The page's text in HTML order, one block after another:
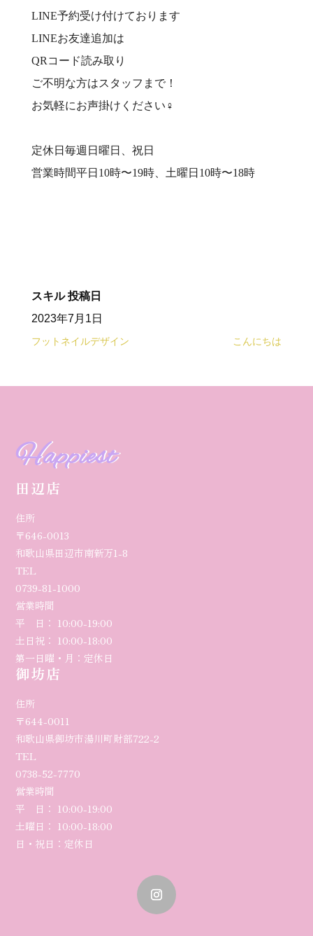
LINE予約受け付けております
LINEお友達追加は
QRコード読み取り
ご不明な方はスタッフまで！
お気軽にお声掛けください‍♀️
定休日毎週日曜日、祝日
営業時間平日10時〜19時、土曜日10時〜18時
スキル 投稿日
2023年7月1日
フットネイルデザイン こんにちは
Happiest
田辺店
住所
〒646-0013
和歌山県田辺市南新万1-8
TEL
0739-81-1000
営業時間
平 日： 10:00-19:00
土日祝： 10:00-18:00
第一日曜・月：定休日
御坊店
住所
〒644-0011
和歌山県御坊市湯川町財部722-2
TEL
0738-52-7770
営業時間
平 日： 10:00-19:00
土曜日 ： 10:00-18:00
日・祝日：定休日